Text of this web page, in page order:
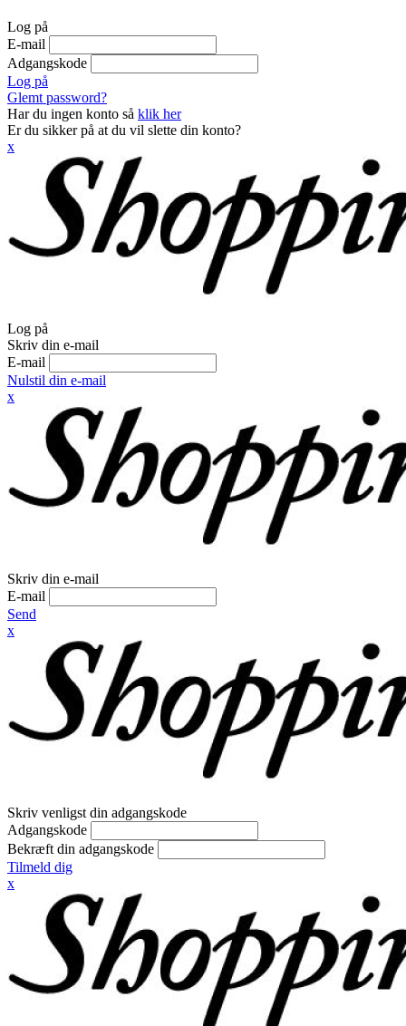
Log på
E-mail
Adgangskode
Log på
Glemt password?
Har du ingen konto så klik her
Er du sikker på at du vil slette din konto?
x
Log på
Skriv din e-mail
E-mail
Nulstil din e-mail
x
Skriv din e-mail
E-mail
Send
x
Skriv venligst din adgangskode
Adgangskode
Bekræft din adgangskode
Tilmeld dig
x